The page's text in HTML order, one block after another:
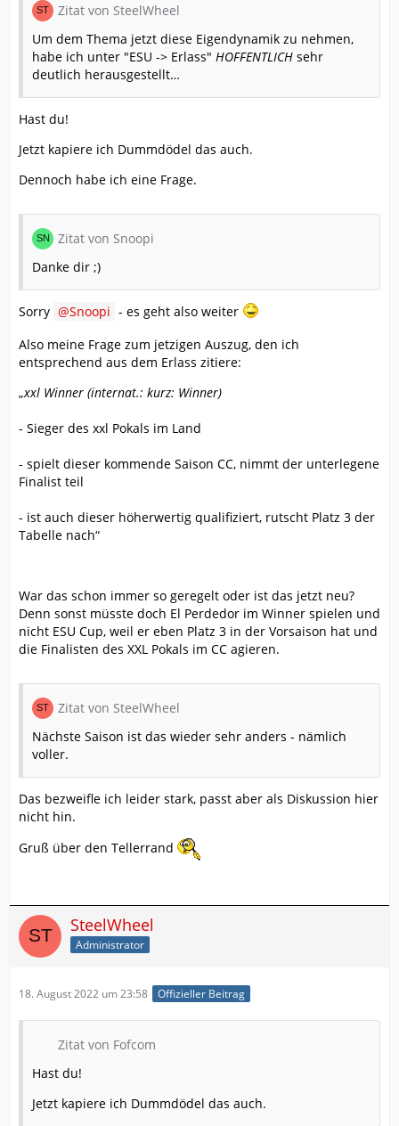
Zitat von SteelWheel
Um dem Thema jetzt diese Eigendynamik zu nehmen,
habe ich unter "ESU -> Erlass" HOFFENTLICH sehr
deutlich herausgestellt…
Hast du!
Jetzt kapiere ich Dummdödel das auch.
Dennoch habe ich eine Frage.
Zitat von Snoopi
Danke dir ;)
Sorry Snoopi - es geht also weiter
Also meine Frage zum jetzigen Auszug, den ich
entsprechend aus dem Erlass zitiere:
„xxl Winner (internat.: kurz: Winner)
- Sieger des xxl Pokals im Land
- spielt dieser kommende Saison CC, nimmt der unterlegene
Finalist teil
- ist auch dieser höherwertig qualifiziert, rutscht Platz 3 der
Tabelle nach“
War das schon immer so geregelt oder ist das jetzt neu?
Denn sonst müsste doch El Perdedor im Winner spielen und
nicht ESU Cup, weil er eben Platz 3 in der Vorsaison hat und
die Finalisten des XXL Pokals im CC agieren.
Zitat von SteelWheel
Nächste Saison ist das wieder sehr anders - nämlich
voller.
Das bezweifle ich leider stark, passt aber als Diskussion hier
nicht hin.
Gruß über den Tellerrand
SteelWheel
Administrator
18. August 2022 um 23:58 Offizieller Beitrag
Zitat von Fofcom
Hast du!
Jetzt kapiere ich Dummdödel das auch.